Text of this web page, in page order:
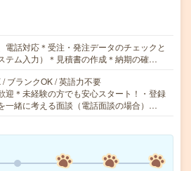
電話対応＊受注・発注データのチェックと
テム入力）＊見積書の作成＊納期の確…
ブランクOK / 英語力不要
迎＊未経験の方でも安心スタート！・登録
一緒に考える面談（電話面談の場合）…